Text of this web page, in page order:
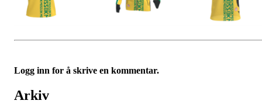
Logg inn for å skrive en kommentar.
Arkiv